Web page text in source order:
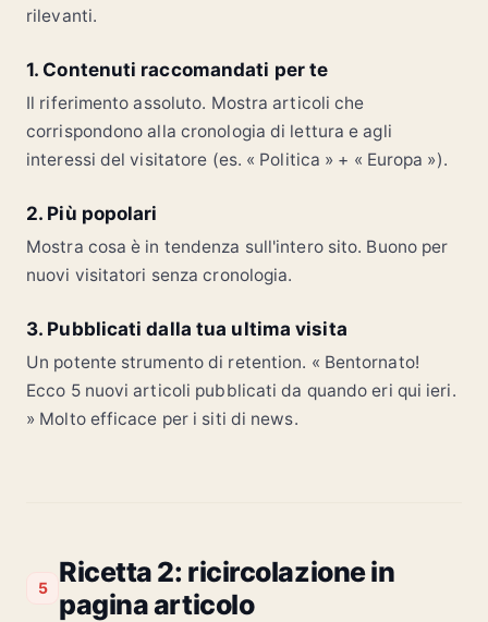
rilevanti.
1. Contenuti raccomandati per te
Il riferimento assoluto. Mostra articoli che
corrispondono alla cronologia di lettura e agli
interessi del visitatore (es. « Politica » + « Europa »).
2. Più popolari
Mostra cosa è in tendenza sull'intero sito. Buono per
nuovi visitatori senza cronologia.
3. Pubblicati dalla tua ultima visita
Un potente strumento di retention. « Bentornato!
Ecco 5 nuovi articoli pubblicati da quando eri qui ieri.
» Molto efficace per i siti di news.
5
Ricetta 2: ricircolazione in
pagina articolo